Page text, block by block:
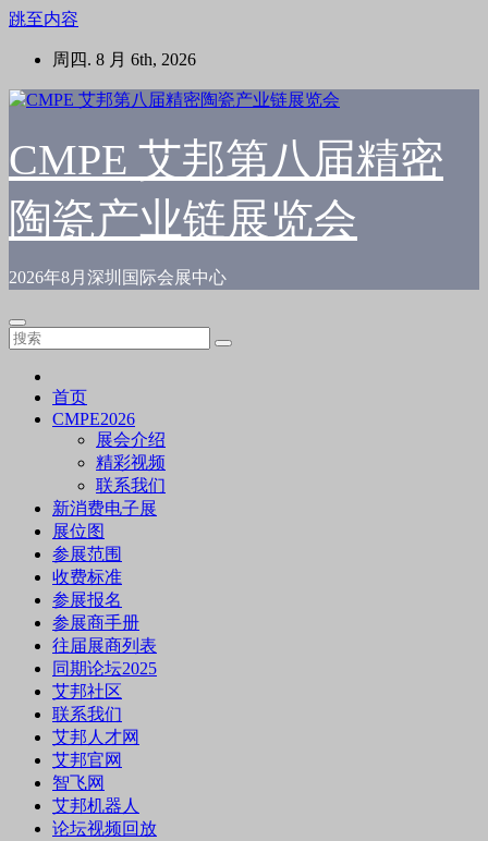
跳至内容
周四. 8 月 6th, 2026
CMPE 艾邦第八届精密
陶瓷产业链展览会
2026年8月深圳国际会展中心
首页
CMPE2026
展会介绍
精彩视频
联系我们
新消费电子展
展位图
参展范围
收费标准
参展报名
参展商手册
往届展商列表
同期论坛2025
艾邦社区
联系我们
艾邦人才网
艾邦官网
智飞网
艾邦机器人
论坛视频回放